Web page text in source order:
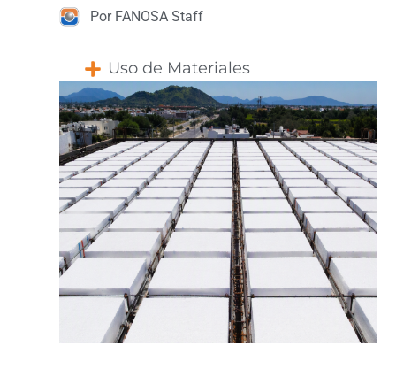
Por FANOSA Staff
Uso de Materiales